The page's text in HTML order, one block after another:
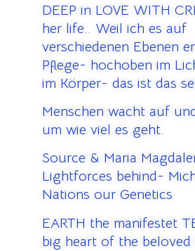
DEEP in LOVE WITH
her life.. Weil ich es auf
verschiedenen Ebenen
Pflege- hochoben im
im Körper- das ist das
Menschen wacht auf
um wie viel es geht.
Source & Maria
Lightforces behind-
Nations our Genetics
EARTH the manifestet
big heart of the beloved